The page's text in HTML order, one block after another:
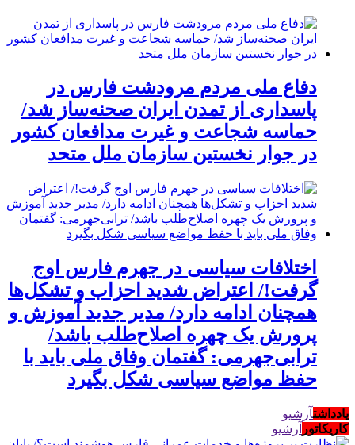
دفاع ملی مردم مرودشت فارس در
پاسداری از تمدن ایران صحنه‌ساز شد/
حماسه شجاعت و غیرت مدافعان کشور
در جوار نخستین سازمان ملل متحد
اختلافات سیاسی در جهرم فارس اوج
گرفت!/ اعتراض شدید احزاب و تشکل‌ها
همچنان ادامه دارد/ مدیر جدید آموزش و
پرورش یک چهره اصلاح‌طلب باشد/
ترابی‌جهرمی: گفتمان وفاق ملی باید با
حفظ مواضع سیاسی شکل بگیرد
یادداشتآرشیو
کاریکاتور آرشیو